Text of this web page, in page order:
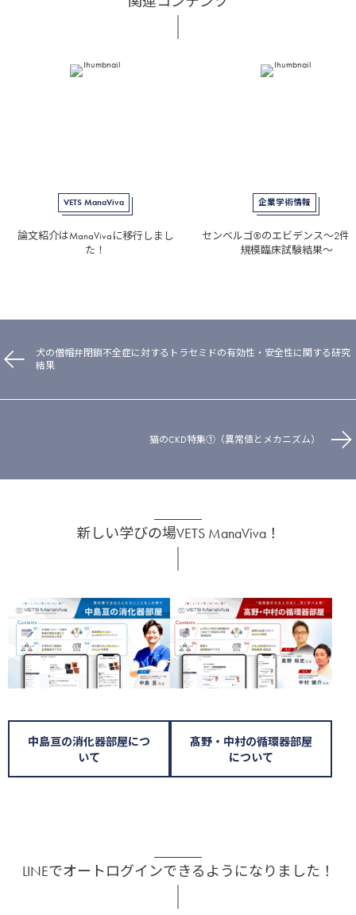
VETS ManaViva
論文紹介はManaVivaに移行しまし
た！
企業学術情報
センベルゴ®のエビデンス～2件
規模臨床試験結果～
犬の僧帽弁閉鎖不全症に対するトラセミドの有効性・安全性に関する研究
結果
猫のCKD特集①（異常値とメカニズム）
新しい学びの場VETS ManaViva！
中島亘の消化器部屋につ
いて
髙野・中村の循環器部屋
について
LINEでオートログインできるようになりました！